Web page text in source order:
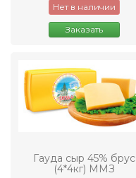
Нет в наличии
Заказать
Гауда сыр 45% брус
(4*4кг) ММЗ